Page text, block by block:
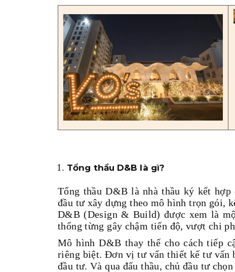
Tổng thầu D&B là gì?
Tổng thầu D&B là nhà thầu ký kết
đầu tư xây dựng theo mô hình trọn gói,
D&B (Design & Build) được xem là
thống từng gây chậm tiến độ, vượt chi
Mô hình D&B thay thế cho cách tiếp
riêng biệt. Đơn vị tư vấn thiết kế tư vấn
đầu tư. Và qua đấu thầu, chủ đầu tư